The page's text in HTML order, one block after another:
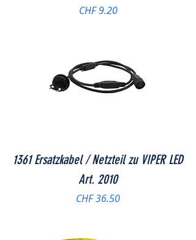
Preis
CHF 9.20
1361 Ersatzkabel / Netzteil zu VIPER LED
Art. 2010
Preis
CHF 36.50